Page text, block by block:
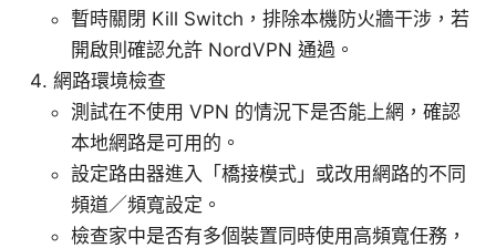
暫時關閉 Kill Switch，排除本機防火牆干涉，若
開啟則確認允許 NordVPN 通過。
網路環境檢查
測試在不使用 VPN 的情況下是否能上網，確認
本地網路是可用的。
設定路由器進入「橋接模式」或改用網路的不同
頻道／頻寬設定。
檢查家中是否有多個裝置同時使用高頻寬任務，